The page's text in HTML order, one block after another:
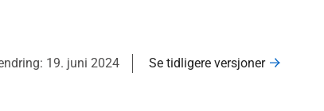
19. juni 2024 Se tidligere versjoner